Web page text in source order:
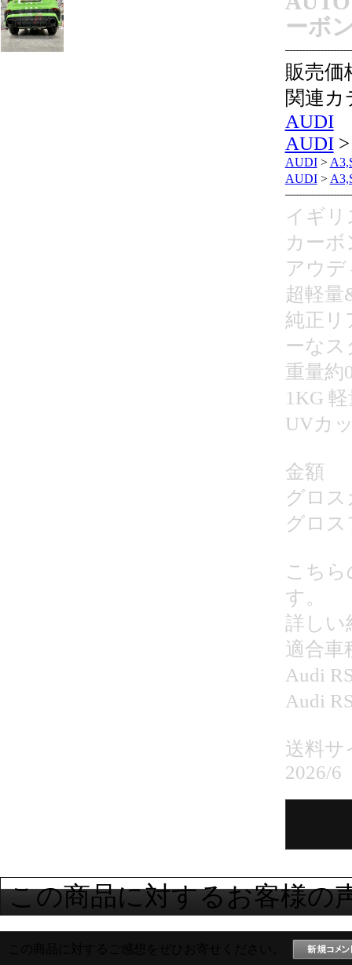
ーボ
販売価
関連カ
AUDI
AUDI
AUDI>
AUDI>
イギリ
カー
アウデ
超軽量
純正リ
ーなス
重量約
1KG
UVカ
金額
グロス
グロス
こち
す。
詳しい
適合車
Audi
Audi
送料サ
2026/6
この商品に対するお客様の